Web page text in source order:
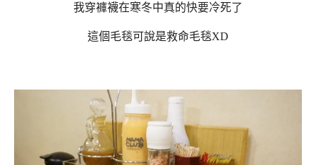
我穿褲襪在寒冬中真的快要冷死了
這個毛毯可說是救命毛毯XD